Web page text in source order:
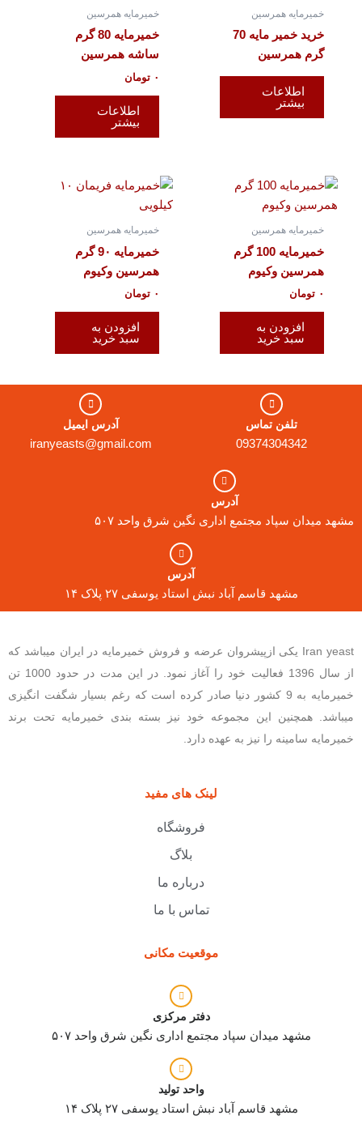
خمیرمایه همرسین
خرید خمیر مایه 70
گرم همرسین
اطلاعات
بیشتر
خمیرمایه همرسین
خمیرمایه 80 گرم
ساشه همرسین
۰ تومان
اطلاعات
بیشتر
خمیرمایه همرسین
خمیرمایه 100 گرم
همرسین وکیوم
۰ تومان
افزودن به
سبد خرید
خمیرمایه همرسین
خمیرمایه 9۰ گرم
همرسین وکیوم
۰ تومان
افزودن به
سبد خرید
تلفن تماس
09374304342
آدرس ایمیل
iranyeasts@gmail.com
آدرس
مشهد میدان سپاد مجتمع اداری نگین شرق واحد ۵۰۷
آدرس
مشهد قاسم آباد نبش استاد یوسفی ۲۷ پلاک ۱۴
Iran yeast یکی ازپیشروان عرضه و فروش خمیرمایه در ایران میباشد که
از سال 1396 فعالیت خود را آغاز نمود. در این مدت در حدود 1000 تن
خمیرمایه به 9 کشور دنیا صادر کرده است که رغم بسیار شگفت انگیزی
میباشد. همچنین این مجموعه خود نیز بسته بندی خمیرمایه تحت برند
خمیرمایه سامینه را نیز به عهده دارد.
لینک های مفید
فروشگاه
بلاگ
درباره ما
تماس با ما
موقعیت مکانی
دفتر مرکزی
مشهد میدان سپاد مجتمع اداری نگین شرق واحد ۵۰۷
واحد تولید
مشهد قاسم آباد نبش استاد یوسفی ۲۷ پلاک ۱۴